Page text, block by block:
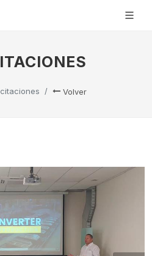
Volver